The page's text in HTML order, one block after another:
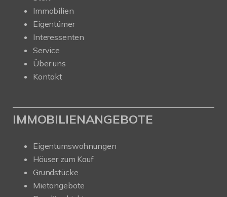
Immobilien
Eigentümer
Interessenten
Service
Über uns
Kontakt
IMMOBILIENANGEBOTE
Eigentumswohnungen
Häuser zum Kauf
Grundstücke
Mietangebote